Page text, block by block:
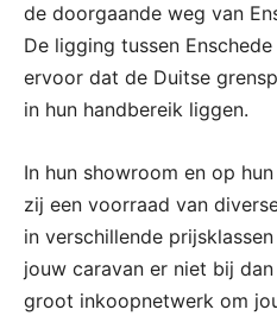
de doorgaande weg van
De ligging tussen
ervoor dat de Duitse
in hun handbereik liggen.
In hun showroom en op
zij een voorraad van
in verschillende
jouw caravan er niet bij
groot inkoopnetwerk om